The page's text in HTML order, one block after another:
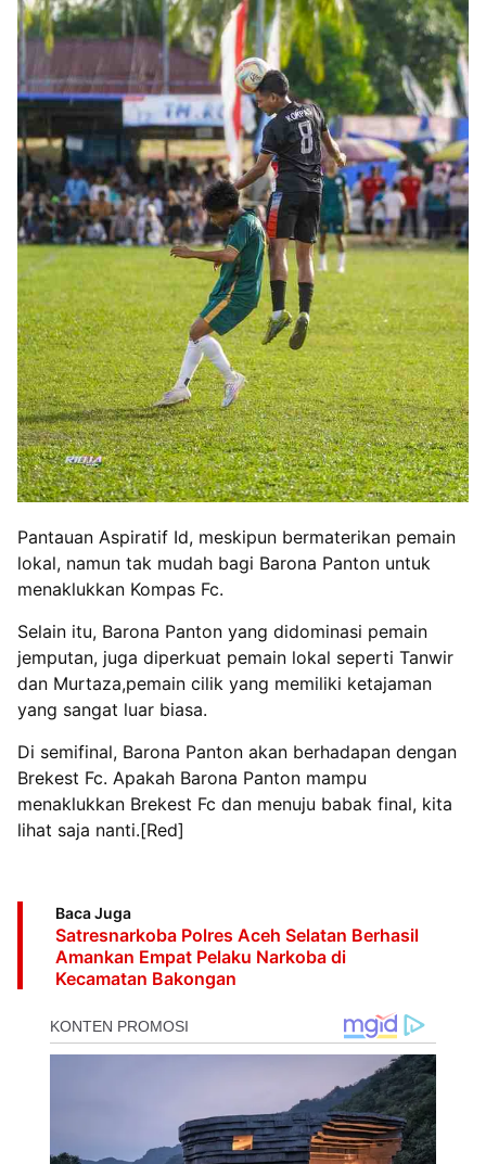
Pantauan Aspiratif Id, meskipun bermaterikan pemain
lokal, namun tak mudah bagi Barona Panton untuk
menaklukkan Kompas Fc.
Selain itu, Barona Panton yang didominasi pemain
jemputan, juga diperkuat pemain lokal seperti Tanwir
dan Murtaza,pemain cilik yang memiliki ketajaman
yang sangat luar biasa.
Di semifinal, Barona Panton akan berhadapan dengan
Brekest Fc. Apakah Barona Panton mampu
menaklukkan Brekest Fc dan menuju babak final, kita
lihat saja nanti.[Red]
Baca Juga
Satresnarkoba Polres Aceh Selatan Berhasil
Amankan Empat Pelaku Narkoba di
Kecamatan Bakongan